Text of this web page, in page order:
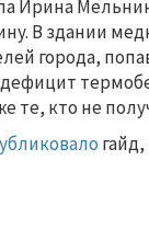
Ирина
В здании
города,
те, кто не